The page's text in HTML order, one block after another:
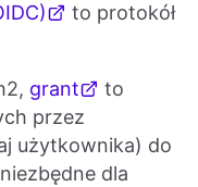
to protokół
grant
to
przez
użytkownika) do
dla